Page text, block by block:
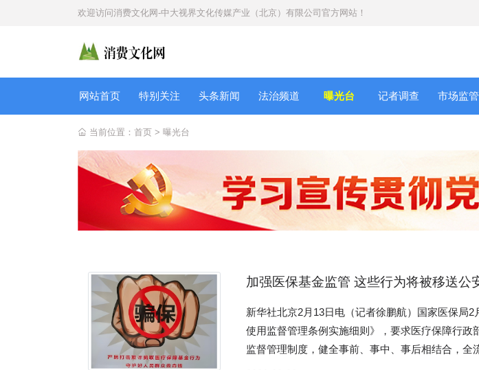
欢迎访问消费文化网-中大视界文化传媒产业（北京）有限公司官方网站！
网站首页 特别关注 头条新闻 法治频道 曝光台 记者调查 市场监管
当前位置： 首页 > 曝光台
加强医保基金监管 这些行为将被移送公
新华社北京2月13日电（记者徐鹏航）国家医保局2
使用监督管理条例实施细则》，要求医疗保障行政
监督管理制度，健全事前、事中、事后相结合，全
能监管体系，并对应当及时移送公安机关的行为